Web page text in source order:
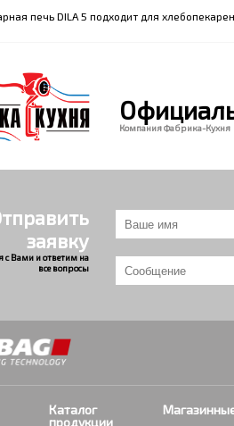
печь DILA 5 подходит для
Компания Фабрика-Кухня
заявку
Вами и ответим на
все вопросы
Каталог
продукции